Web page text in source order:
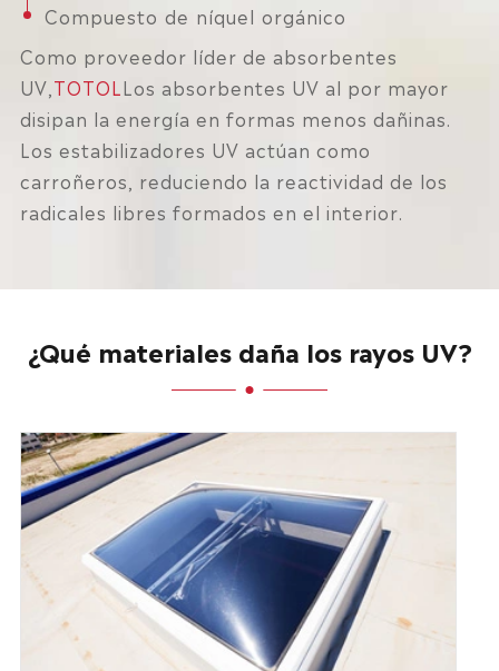
Compuesto de níquel orgánico
Como proveedor líder de absorbentes
UV, TOTOL Los absorbentes UV al por mayor
disipan la energía en formas menos dañinas.
Los estabilizadores UV actúan como
carroñeros, reduciendo la reactividad de los
radicales libres formados en el interior.
¿Qué materiales daña los rayos UV?